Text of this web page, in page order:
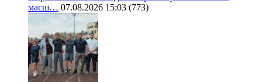
масш… 07.08.2026 15:03 (773)